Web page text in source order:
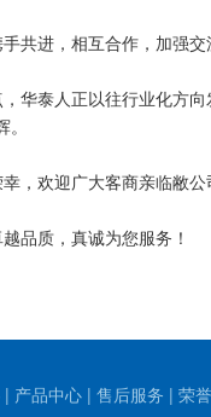
共进，相互合作，加强交
华泰人正以往行业化方
，欢迎广大客商亲临敝公
品质，真诚为您服务！
| 产品中心 | 售后服务 | 荣